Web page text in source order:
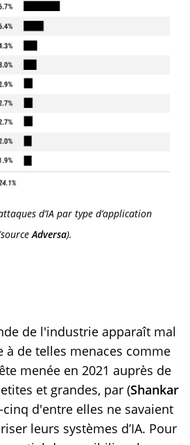
d’IA par type d’application
Adversa).
de l'industrie apparaît mal
à de telles menaces comme
menée en 2021 auprès de
et grandes, par (Shankar
d'entre elles ne savaient
leurs systèmes d’IA. Pour